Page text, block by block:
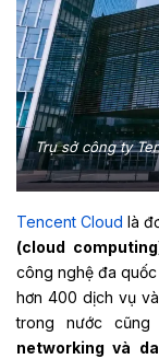
Trụ sở công ty
Tencent Cloud là
(cloud
công nghệ đa
hơn 400 dịch vụ
trong nước
networking và